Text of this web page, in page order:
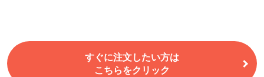
すぐに注文したい方は
こちらをクリック